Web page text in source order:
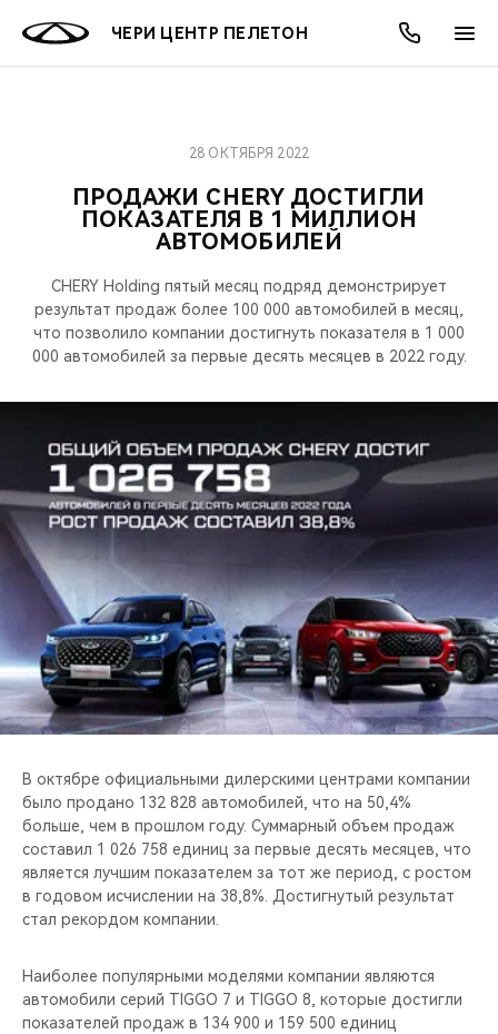
ЧЕРИ ЦЕНТР ПЕЛЕТОН
МОДЕЛИ
ВСЕ МОДЕЛИ
КРОССОВЕРЫ
СЕДАНЫ
ПОКУПАТЕЛЯМ
ВЫБОР И ПОКУПКА
ВЛАДЕЛЬЦАМ
ПОДДЕРЖКА
МИР CHERY
АКСЕССУАРЫ
CHERY В СОЦСЕТЯХ
БЛАГОТВОРИТЕЛЬНОСТЬ
CHERY REMOTE
CHERY И СПОРТ
НАШИ МЕРОПРИЯТИЯ
ВИДЕООБЗОРЫ
CHERY ДЛЯ ДЕТЕЙ
АКЦИИ
ВЫГОДЫ И АКЦИИ
ОНЛАЙН СЕРВИСЫ
ВЫБОР И ПОКУПКА
О КОМПАНИИ
ПРОДАЖИ CHERY ДОСТИГЛИ
ПОКАЗАТЕЛЯ В 1 МИЛЛИОН
АВТОМОБИЛЕЙ
28 ОКТЯБРЯ 2022
CHERY Holding пятый месяц подряд демонстрирует
результат продаж более 100 000 автомобилей в месяц,
что позволило компании достигнуть показателя в 1 000
000 автомобилей за первые десять месяцев в 2022 году.
В октябре официальными дилерскими центрами компании
было продано 132 828 автомобилей, что на 50,4%
больше, чем в прошлом году. Суммарный объем продаж
составил 1 026 758 единиц за первые десять месяцев, что
является лучшим показателем за тот же период, с ростом
в годовом исчислении на 38,8%. Достигнутый результат
стал рекордом компании.
Наиболее популярными моделями компании являются
автомобили серий TIGGO 7 и TIGGO 8, которые достигли
показателей продаж в 134 900 и 159 500 единиц